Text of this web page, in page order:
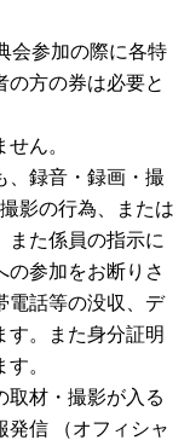
会参加の際に各特
の方の券は必要と
ん。
、録音・録画・撮
影の行為、または
また係員の指示に
の参加をお断りさ
電話等の没収、デ
す。また身分証明
。
取材・撮影が入る
発信 （オフィシャ